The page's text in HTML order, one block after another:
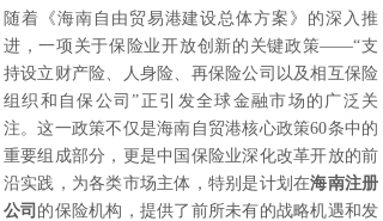
随着《海南自由贸易港建设总体方案》的深入推
进，一项关于保险业开放创新的关键政策——“支
持设立财产险、人身险、再保险公司以及相互保险
组织和自保公司”正引发全球金融市场的广泛关
注。这一政策不仅是海南自贸港核心政策60条中的
重要组成部分，更是中国保险业深化改革开放的前
沿实践，为各类市场主体，特别是计划在海南注册
公司 的保险机构，提供了前所未有的战略机遇和发